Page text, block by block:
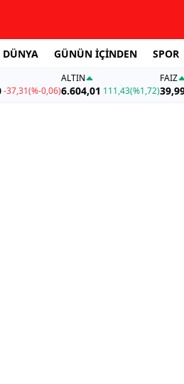
DÜNYA GÜNÜN İÇİNDEN SPOR
-37,31(%-0,06)
ALTIN
6.604,01 111,43(%1,72)
FAİZ